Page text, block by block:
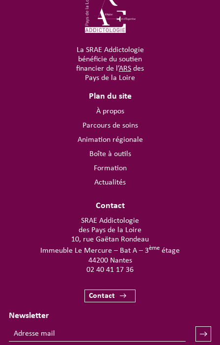
La SRAE Addictologie
bénéficie du soutien
financier de l’ARS des
Pays de la Loire
Plan du site
À propos
Parcours de soins
Animation régionale
Boîte à outils
Formation
Actualités
Contact
SRAE Addictologie
des Pays de la Loire
10, rue Gaëtan Rondeau
Immeuble Le Mercure – Bat A – 3ème étage
44200 Nantes
02 40 41 17 36
Contact
Newsletter